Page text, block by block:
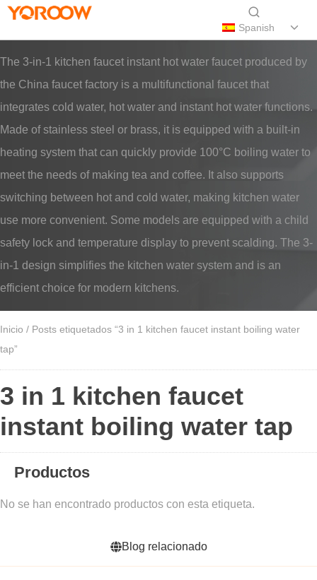
Spanish
The 3-in-1 kitchen faucet instant hot water faucet produced by
the China faucet factory is a multifunctional faucet that
integrates cold water, hot water and instant hot water functions.
Made of stainless steel or brass, it is equipped with a built-in
heating system that can quickly provide 100°C boiling water to
meet the needs of making tea and coffee. It also supports
switching between hot and cold water, making kitchen water
use more convenient. Some models are equipped with a child
safety lock and temperature display to prevent scalding. The 3-
in-1 design simplifies the kitchen water system and is an
efficient choice for modern kitchens.
Inicio / Posts etiquetados “3 in 1 kitchen faucet instant boiling water
tap”
3 in 1 kitchen faucet
instant boiling water tap
Productos
No se han encontrado productos con esta etiqueta.
Blog relacionado